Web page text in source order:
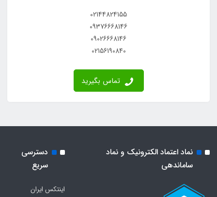
02144824155
09376668146
09026668146
02156190840
تماس بگیرید
نماد اعتماد الکترونیک و نماد
ساماندهی
دسترسی
سریع
اینتکس ایران